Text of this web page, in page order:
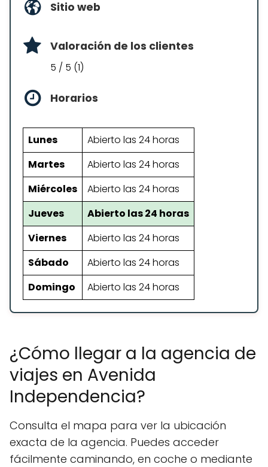
Sitio web
Valoración de los clientes
5 / 5 (1)
Horarios
Lunes
Abierto las 24 horas
Martes
Abierto las 24 horas
Miércoles
Abierto las 24 horas
Jueves
Abierto las 24 horas
Viernes
Abierto las 24 horas
Sábado
Abierto las 24 horas
Domingo
Abierto las 24 horas
¿Cómo llegar a la agencia de
viajes en Avenida
Independencia?
Consulta el mapa para ver la ubicación
exacta de la agencia. Puedes acceder
fácilmente caminando, en coche o mediante